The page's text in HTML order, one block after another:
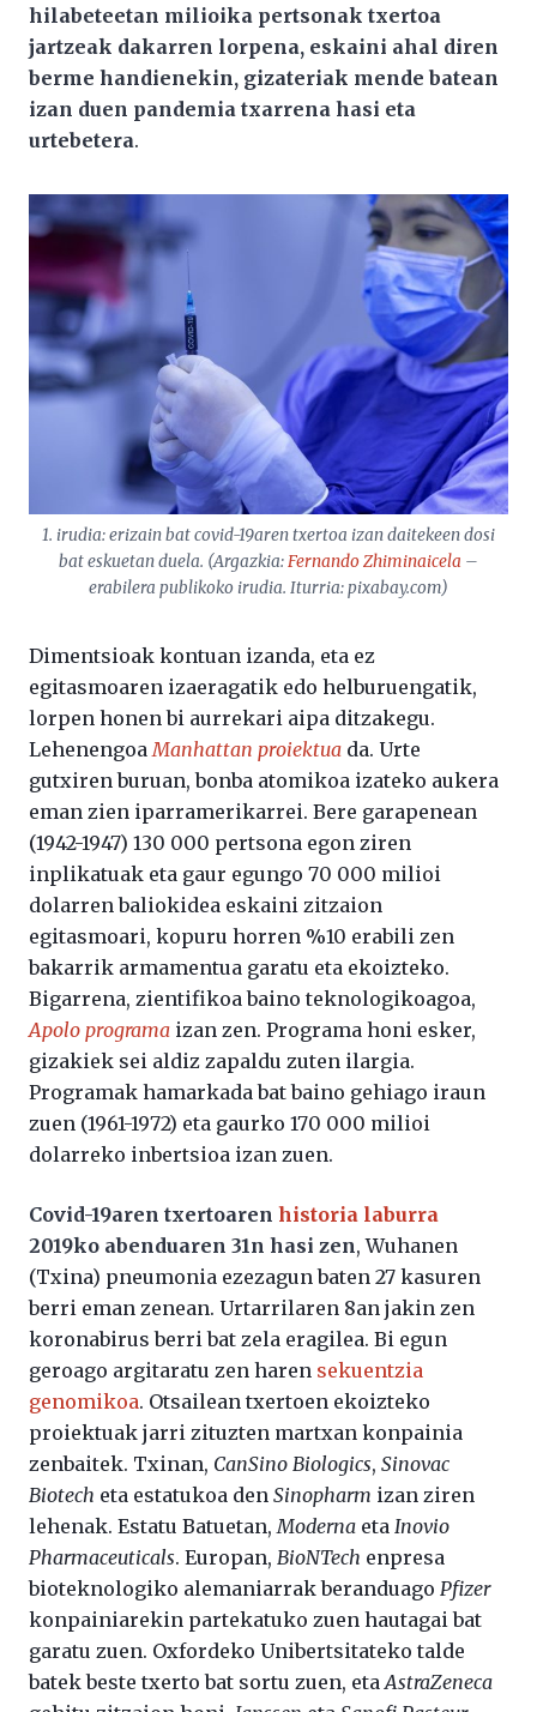
hilabeteetan milioika pertsonak txertoa
jartzeak dakarren lorpena, eskaini ahal diren
berme handienekin, gizateriak mende batean
izan duen pandemia txarrena hasi eta
urtebetera.
1. irudia: erizain bat covid-19aren txertoa izan daitekeen dosi
bat eskuetan duela. (Argazkia:Fernando Zhiminaicela –
erabilera publikoko irudia. Iturria: pixabay.com)
Dimentsioak kontuan izanda, eta ez
egitasmoaren izaeragatik edo helburuengatik,
lorpen honen bi aurrekari aipa ditzakegu.
Lehenengoa Manhattan proiektua da. Urte
gutxiren buruan, bonba atomikoa izateko aukera
eman zien iparramerikarrei. Bere garapenean
(1942-1947) 130 000 pertsona egon ziren
inplikatuak eta gaur egungo 70 000 milioi
dolarren baliokidea eskaini zitzaion
egitasmoari, kopuru horren %10 erabili zen
bakarrik armamentua garatu eta ekoizteko.
Bigarrena, zientifikoa baino teknologikoagoa,
Apolo programa izan zen. Programa honi esker,
gizakiek sei aldiz zapaldu zuten ilargia.
Programak hamarkada bat baino gehiago iraun
zuen (1961-1972) eta gaurko 170 000 milioi
dolarreko inbertsioa izan zuen.
Covid-19aren txertoaren historia laburra
2019ko abenduaren 31n hasi zen, Wuhanen
(Txina) pneumonia ezezagun baten 27 kasuren
berri eman zenean. Urtarrilaren 8an jakin zen
koronabirus berri bat zela eragilea. Bi egun
geroago argitaratu zen haren sekuentzia
genomikoa. Otsailean txertoen ekoizteko
proiektuak jarri zituzten martxan konpainia
zenbaitek. Txinan, CanSino Biologics, Sinovac
Biotech eta estatukoa den Sinopharm izan ziren
lehenak. Estatu Batuetan, Moderna eta Inovio
Pharmaceuticals. Europan, BioNTech enpresa
bioteknologiko alemaniarrak beranduago Pfizer
konpainiarekin partekatuko zuen hautagai bat
garatu zuen. Oxfordeko Unibertsitateko talde
batek beste txerto bat sortu zuen, eta AstraZeneca